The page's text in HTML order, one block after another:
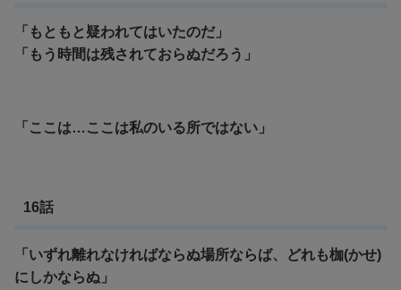
「もともと疑われてはいたのだ」
「もう時間は残されておらぬだろう」
「ここは…ここは私のいる所ではない」
16話
「いずれ離れなければならぬ場所ならば、どれも枷(かせ)
にしかならぬ」